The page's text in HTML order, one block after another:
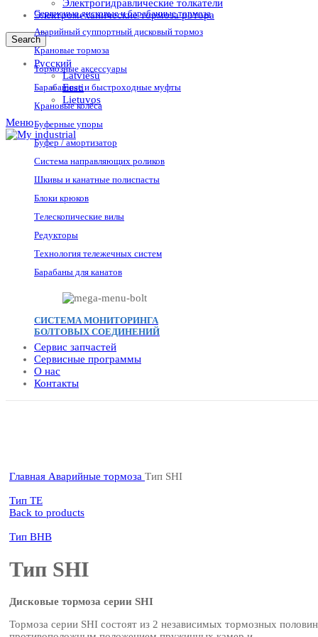
Электрогидравлические толкатели
Электромеханические тормоза ротора
Search
Русский
Latviešu
Eesti
Lietuvos
Меню
Сервисные дисковые и барабанные тормоза
Аварийный суппортный дисковый тормоз
Крановые тормоза
Тормозные аксессуары
Барабанные и быстроходные муфты
Крановые колёса
Буферные упоры
Буфер / амортизатор
Система направляющих роликов
Шкивы и канатные полиспасты
Блоки крюков
Телескопические вилы
Редукторы
Технология тележечных систем
Барабаны для канатов
СИСТЕМА МОНИТОРИНГА
БОЛТОВЫХ СОЕДИНЕНИЙ
Сервис запчастей
Сервисные программы
О нас
Контакты
Главная Аварийные тормоза Тип SHI
Тип TE
Back to products
Тип BHB
Тип SHI
Дисковые тормоза серии SHI
Тормоза серии SHI состоят из 2 независимых тормозных